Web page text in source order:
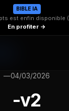
BIBLE IA
est enfin disponible
En profiter →
—04/03/2026
-v2